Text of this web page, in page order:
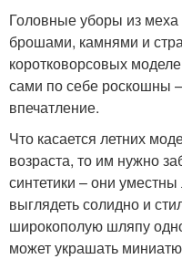
Головные уборы из меха
брошами, камнями и
коротковорсовых
сами по себе роскошны
впечатление.
Что касается летних
возраста, то им нужно
синтетики – они
выглядеть солидно и
широкополую шляпу
может украшать